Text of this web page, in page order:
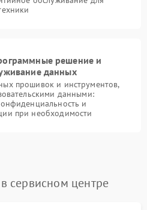
решение и
данных
прошивок и инструментов,
данными:
и
при необходимости
сервисном центре